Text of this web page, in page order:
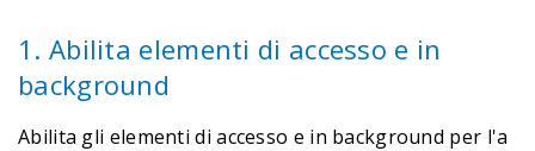
1. Abilita elementi di accesso e in
background
Abilita gli elementi di accesso e in background per l'a